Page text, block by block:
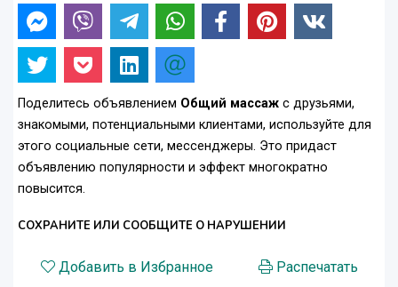
Поделитесь объявлением Общий массаж с друзьями,
знакомыми, потенциальными клиентами, используйте для
этого социальные сети, мессенджеры. Это придаст
объявлению популярности и эффект многократно
повысится.
СОХРАНИТЕ ИЛИ СООБЩИТЕ О НАРУШЕНИИ
Добавить в Избранное
Распечатать